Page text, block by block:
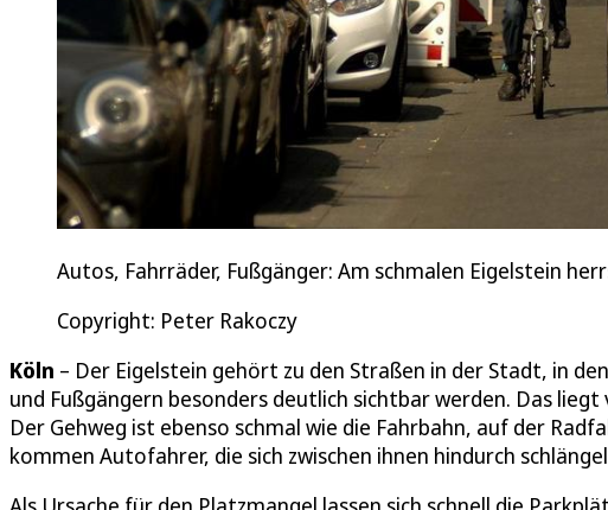
Autos, Fahrräder, Fußgänger: Am schmalen Eigelstein
Copyright: Peter Rakoczy
Köln – Der Eigelstein gehört zu den Straßen in der Stadt, in
und Fußgängern besonders deutlich sichtbar werden. Das
Der Gehweg ist ebenso schmal wie die Fahrbahn, auf der
kommen Autofahrer, die sich zwischen ihnen hindurch